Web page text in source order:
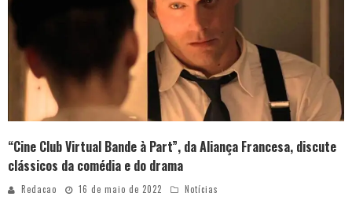
“Cine Club Virtual Bande à Part”, da Aliança Francesa, discute
clássicos da comédia e do drama
Redacao 16 de maio de 2022 Notícias